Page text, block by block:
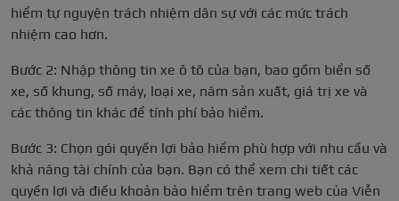
hiểm tự nguyện trách nhiệm dân sự với các mức trách
nhiệm cao hơn.
Bước 2: Nhập thông tin xe ô tô của bạn, bao gồm biển số
xe, số khung, số máy, loại xe, năm sản xuất, giá trị xe và
các thông tin khác để tính phí bảo hiểm.
Bước 3: Chọn gói quyền lợi bảo hiểm phù hợp với nhu cầu và
khả năng tài chính của bạn. Bạn có thể xem chi tiết các
quyền lợi và điều khoản bảo hiểm trên trang web của Viễn